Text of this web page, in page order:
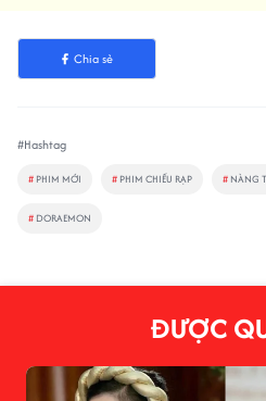
Chia sẻ
#Hashtag
# PHIM MỚI # PHIM CHIẾU RẠP # NÀNG
# DORAEMON
ĐƯỢC